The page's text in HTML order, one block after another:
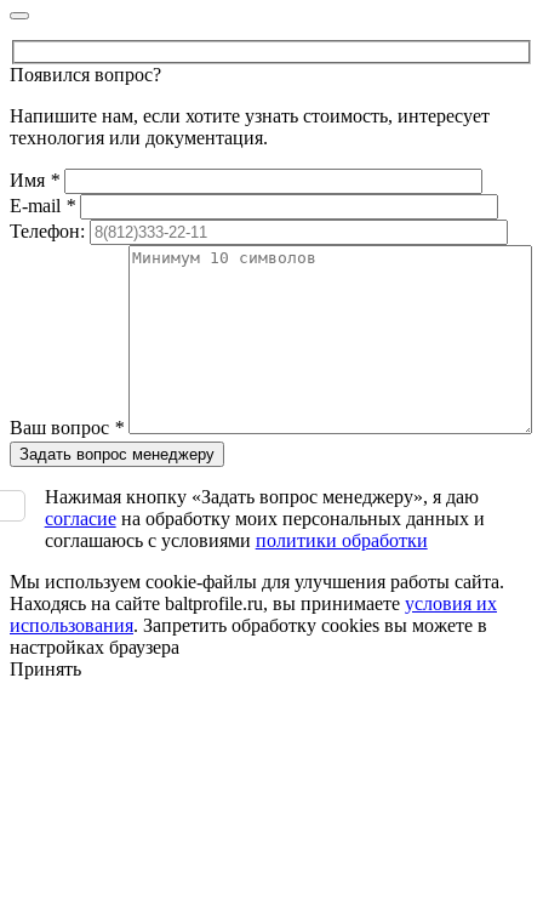
Появился вопрос?
Напишите нам, если хотите узнать стоимость, интересует
технология или документация.
Имя *
E-mail *
Телефон:
Ваш вопрос *
Нажимая кнопку «Задать вопрос менеджеру», я даю
согласиена обработку моих персональных данных и
соглашаюсь с условиями политики обработки
Мы используем cookie-файлы для улучшения работы сайта.
Находясь на сайте baltprofile.ru, вы принимаете условия их
использования. Запретить обработку cookies вы можете в
настройках браузера
Принять